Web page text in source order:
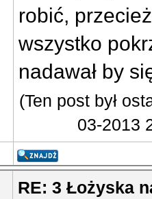
robić,
wszystko
nadawał by
(Ten post był
03-2013
RE: 3 Łożyska